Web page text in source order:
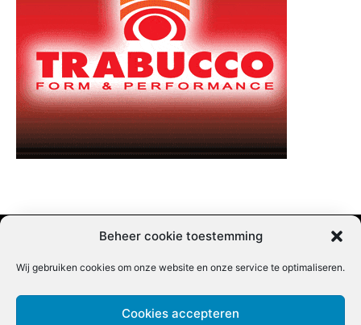
Beheer cookie toestemming
Wij gebruiken cookies om onze website en onze service te optimaliseren.
Cookies accepteren
Nieuwsbrief inschrijven | Partner content